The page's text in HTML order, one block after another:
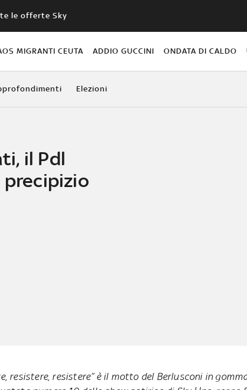
le offerte Sky
MIGRANTI CEUTA ADDIO GUCCINI ONDATA DI CALDO
Elezioni
il Pdl
precipizio
resistere, resistere” è il motto del Berlusconi in